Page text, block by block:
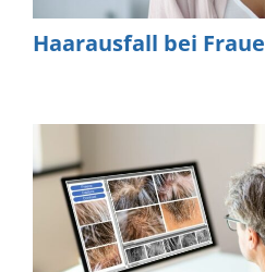
Haarausfall bei